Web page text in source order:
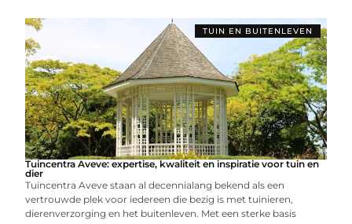
TUIN EN BUITENLEVEN
Tuincentra Aveve: expertise, kwaliteit en inspiratie voor tuin en
dier
Tuincentra Aveve staan al decennialang bekend als een
vertrouwde plek voor iedereen die bezig is met tuinieren,
dierenverzorging en het buitenleven. Met een sterke basis